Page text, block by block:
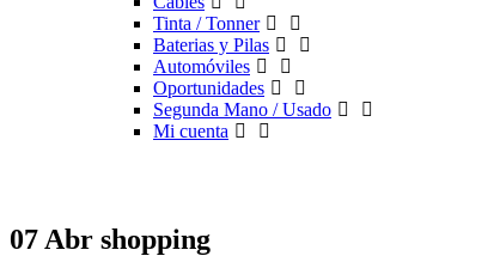
Tinta / Tonner
Baterias y Pilas
Automóviles
Oportunidades
Segunda Mano / Usado
Mi cuenta
07 Abr shopping